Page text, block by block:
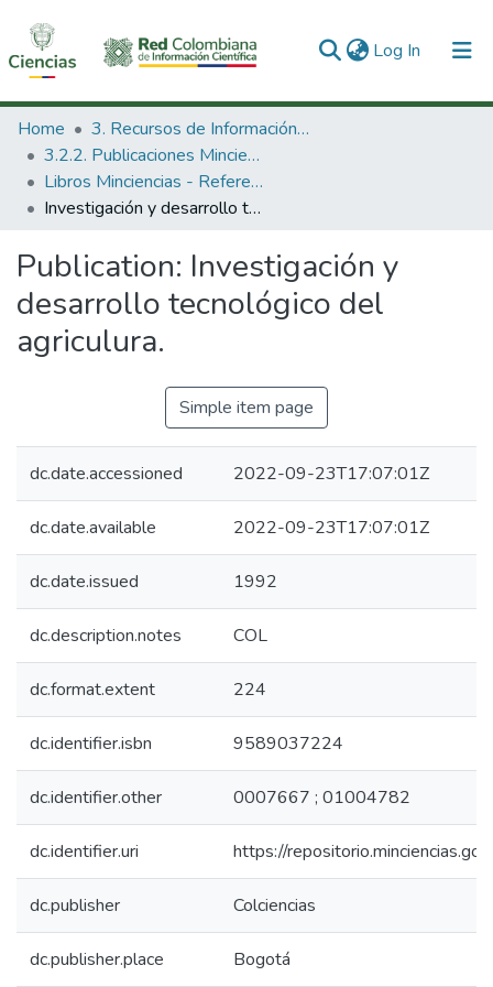
Log In (current)
Communities & Collections
All of DSpace
Statistics
Home
3. Recursos de Información Científica y Tecnológica
3.2.2. Publicaciones Minciencias
Libros Minciencias - Referenciales
Investigación y desarrollo tecnológico del agriculura.
Publication: Investigación y
desarrollo tecnológico del
agriculura.
Simple item page
dc.date.accessioned 2022-09-23T17:07:01Z
dc.date.available 2022-09-23T17:07:01Z
dc.date.issued 1992
dc.description.notes COL
dc.format.extent 224
dc.identifier.isbn 9589037224
dc.identifier.other 0007667 ; 01004782
dc.identifier.uri https://
dc.publisher Colciencias
dc.publisher.place Bogotá